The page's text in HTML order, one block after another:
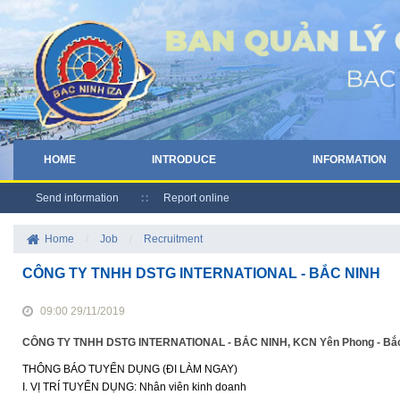
HOME INTRODUCE INFORMATION
Send information Report online
Home Job Recruitment
CÔNG TY TNHH DSTG INTERNATIONAL - BẮC NINH
09:00 29/11/2019
CÔNG TY TNHH DSTG INTERNATIONAL - BẮC NINH, KCN Yên Phong -
THÔNG BÁO TUYỂN DỤNG (ĐI LÀM NGAY)
I. VỊ TRÍ TUYỂN DỤNG: Nhân viên kinh doanh